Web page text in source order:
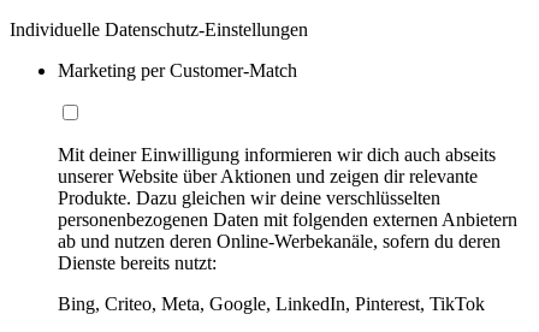
Individuelle Datenschutz-Einstellungen
Marketing per Customer-Match
Mit deiner Einwilligung informieren wir dich auch abseits
unserer Website über Aktionen und zeigen dir relevante
Produkte. Dazu gleichen wir deine verschlüsselten
personenbezogenen Daten mit folgenden externen Anbietern
ab und nutzen deren Online-Werbekanäle, sofern du deren
Dienste bereits nutzt:
Bing, Criteo, Meta, Google, LinkedIn, Pinterest, TikTok